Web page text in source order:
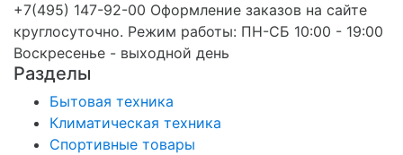
+7(495) 147-92-00 Оформление заказов на сайте
круглосуточно. Режим работы: ПН-СБ 10:00 - 19:00
Воскресенье - выходной день
Разделы
Бытовая техника
Климатическая техника
Спортивные товары